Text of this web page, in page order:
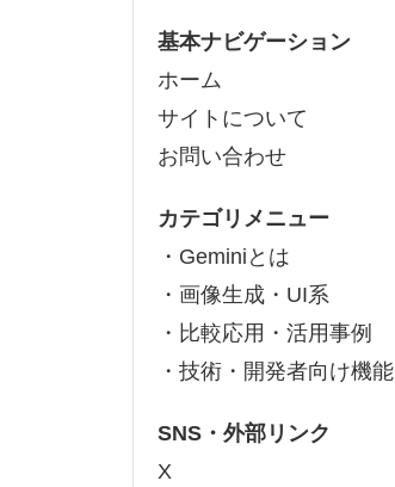
基本ナビゲーション
ホーム
サイトについて
お問い合わせ
カテゴリメニュー
・Geminiとは
・画像生成・UI系
・比較応用・活用事例
・技術・開発者向け機能
SNS・外部リンク
X